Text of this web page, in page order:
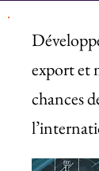
export et
chances